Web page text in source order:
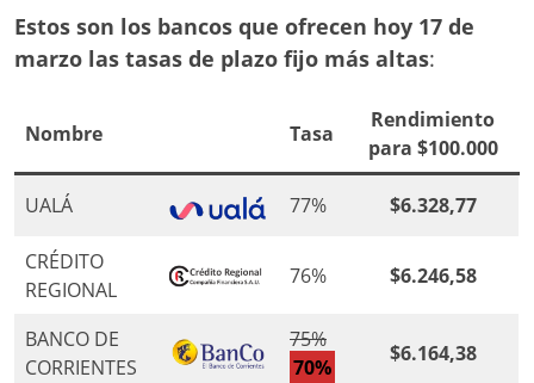
Estos son los bancos que ofrecen hoy 17 de
marzo las tasas de plazo fijo más altas:
Nombre Tasa
Rendimiento
para $100.000
UALÁ 77% $6.328,77
CRÉDITO
REGIONAL
76% $6.246,58
BANCO DE
CORRIENTES
75%
70%
$6.164,38